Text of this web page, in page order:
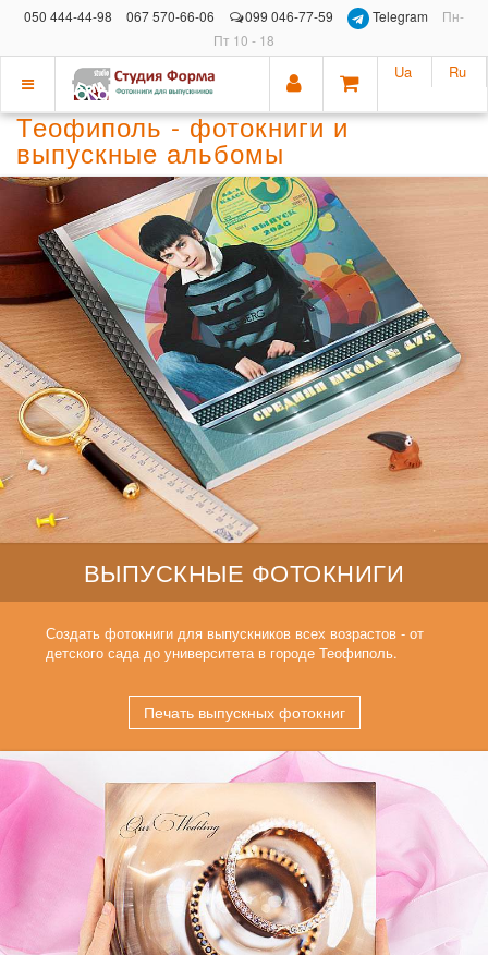
050 444-44-98 067 570-66-06 099 046-77-59 Telegram
Пн-
Пт 10 - 18
Показать
меню
Ua Ru
Теофиполь - фотокниги и
выпускные альбомы
ВЫПУСКНЫЕ ФОТОКНИГИ
Создать фотокниги для выпускников всех возрастов - от
детского сада до университета в городе Теофиполь.
Печать выпускных фотокниг